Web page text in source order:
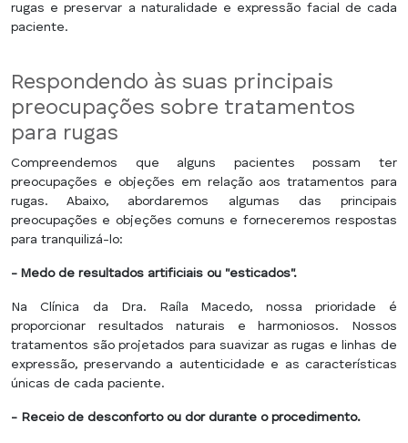
rugas e preservar a naturalidade e expressão facial de cada
paciente.
Respondendo às suas principais
preocupações sobre tratamentos
para rugas
Compreendemos que alguns pacientes possam ter
preocupações e objeções em relação aos tratamentos para
rugas. Abaixo, abordaremos algumas das principais
preocupações e objeções comuns e forneceremos respostas
para tranquilizá-lo:
- Medo de resultados artificiais ou "esticados".
Na Clínica da Dra. Raíla Macedo, nossa prioridade é
proporcionar resultados naturais e harmoniosos. Nossos
tratamentos são projetados para suavizar as rugas e linhas de
expressão, preservando a autenticidade e as características
únicas de cada paciente.
- Receio de desconforto ou dor durante o procedimento.